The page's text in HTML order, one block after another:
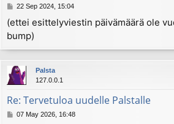
P
s
t
22 Sep 2024, 15:04
(ettei esittelyviestin päivämäärä ole
bump)
Palsta
127.0.0.1
Re: Tervetuloa uudelle Palstalle
P07 May 2026, 16:48